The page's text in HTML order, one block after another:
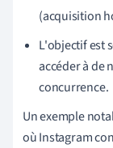
(acquisition
L'objectif est
accéder à de
concurrence.
Un exemple
où Instagram